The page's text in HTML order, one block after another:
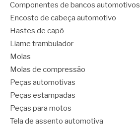
Componentes de bancos automotivos
Encosto de cabeça automotivo
Hastes de capô
Liame trambulador
Molas
Molas de compressão
Peças automotivas
Peças estampadas
Peças para motos
Tela de assento automotiva